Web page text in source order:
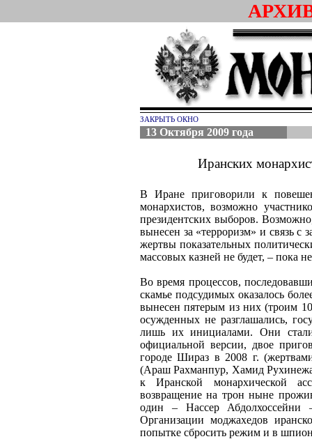
ЗАКРЫТЬ ОКНО
13 Октября 2009 года
Иранских
В Иране приговорили к
монархистов, возможно
президентских выборов.
вынесен за «терроризм» и связь
жертвы показательных
массовых казней не будет, – пока
Во время процессов,
скамье подсудимых оказалось
вынесен пятерым из них (троим
осужденных не разглашались,
лишь их инициалами. Они стали
официальной версии, двое
городе Шираз в 2008 г.
(Араш Рахманпур, Хамид
к Иранской монархической
возвращение на трон ныне
один – Нассер Абдолхоссейни
Организации моджахедов
попытке сбросить режим и в